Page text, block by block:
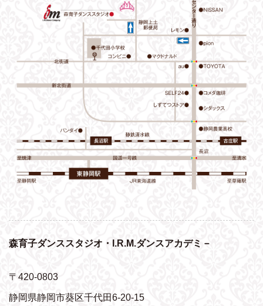
森育子ダンススタジオ・I.R.M.ダンスアカデミ－
〒420-0803
静岡県静岡市葵区千代田6-20-15